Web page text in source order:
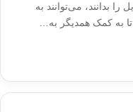
را بدانند، می‌توانند به
به کمک همدیگر به…